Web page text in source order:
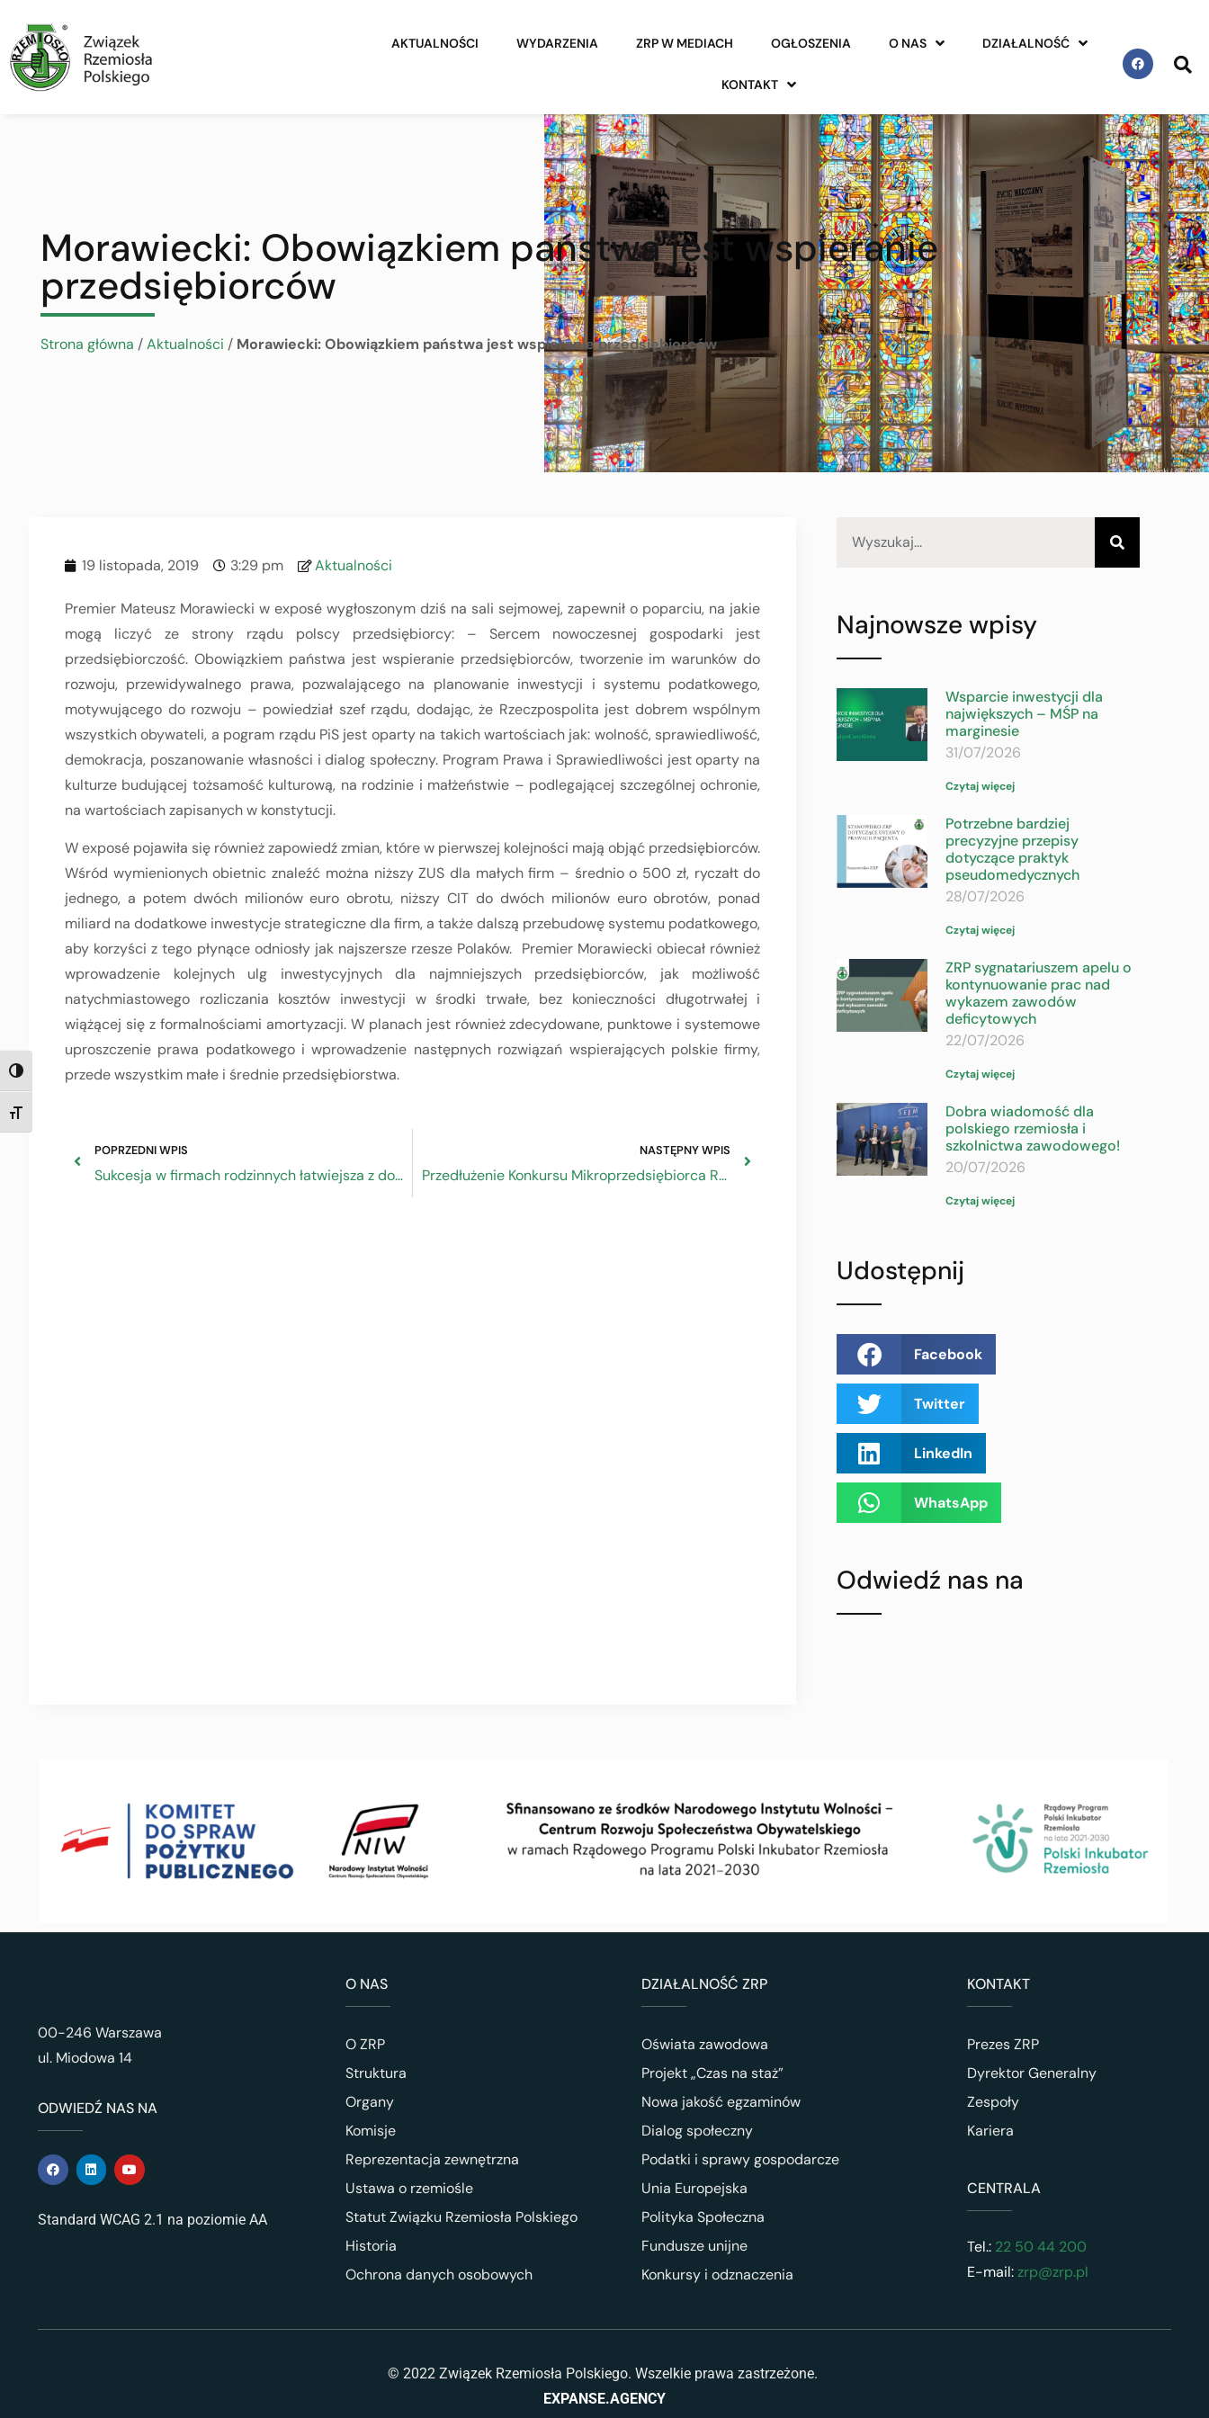
TOGGLE HIGH CONTRAST
TOGGLE FONT SIZE
AKTUALNOŚCI WYDARZENIA ZRP W MEDIACH OGŁOSZENIA O NAS DZIAŁALNOŚĆ
KONTAKT
Morawiecki: Obowiązkiem państwa jest wspieranie
przedsiębiorców
Strona główna /Aktualności / Morawiecki: Obowiązkiem państwa jest wspieranie przedsiębiorców
19 listopada, 2019 3:29 pm Aktualności
Premier Mateusz Morawiecki w exposé wygłoszonym dziś na sali sejmowej, zapewnił o poparciu, na jakie
mogą liczyć ze strony rządu polscy przedsiębiorcy: – Sercem nowoczesnej gospodarki jest
przedsiębiorczość. Obowiązkiem państwa jest wspieranie przedsiębiorców, tworzenie im warunków do
rozwoju, przewidywalnego prawa, pozwalającego na planowanie inwestycji i systemu podatkowego,
motywującego do rozwoju – powiedział szef rządu, dodając, że Rzeczpospolita jest dobrem wspólnym
wszystkich obywateli, a pogram rządu PiS jest oparty na takich wartościach jak: wolność, sprawiedliwość,
demokracja, poszanowanie własności i dialog społeczny. Program Prawa i Sprawiedliwości jest oparty na
kulturze budującej tożsamość kulturową, na rodzinie i małżeństwie – podlegającej szczególnej ochronie,
na wartościach zapisanych w konstytucji.
W exposé pojawiła się również zapowiedź zmian, które w pierwszej kolejności mają objąć przedsiębiorców.
Wśród wymienionych obietnic znaleźć można niższy ZUS dla małych firm – średnio o 500 zł, ryczałt do
jednego, a potem dwóch milionów euro obrotu, niższy CIT do dwóch milionów euro obrotów, ponad
miliard na dodatkowe inwestycje strategiczne dla firm, a także dalszą przebudowę systemu podatkowego,
aby korzyści z tego płynące odniosły jak najszersze rzesze Polaków. Premier Morawiecki obiecał również
wprowadzenie kolejnych ulg inwestycyjnych dla najmniejszych przedsiębiorców, jak możliwość
natychmiastowego rozliczania kosztów inwestycji w środki trwałe, bez konieczności długotrwałej i
wiążącej się z formalnościami amortyzacji. W planach jest również zdecydowane, punktowe i systemowe
uproszczenie prawa podatkowego i wprowadzenie następnych rozwiązań wspierających polskie firmy,
przede wszystkim małe i średnie przedsiębiorstwa.
POPRZEDNI WPIS
Sukcesja w firmach rodzinnych łatwiejsza z dotacją
NASTĘPNY WPIS
Przedłużenie Konkursu Mikroprzedsiębiorca Roku 2019
Najnowsze wpisy
Wsparcie inwestycji dla
największych – MŚP na
marginesie
31/07/2026
Czytaj więcej
Potrzebne bardziej
precyzyjne przepisy
dotyczące praktyk
pseudomedycznych
28/07/2026
Czytaj więcej
ZRP sygnatariuszem apelu o
kontynuowanie prac nad
wykazem zawodów
deficytowych
22/07/2026
Czytaj więcej
Dobra wiadomość dla
polskiego rzemiosła i
szkolnictwa zawodowego!
20/07/2026
Czytaj więcej
Udostępnij
Facebook
Twitter
LinkedIn
WhatsApp
Odwiedź nas na
00-246 Warszawa
ul. Miodowa 14
ODWIEDŹ NAS NA
Standard WCAG 2.1 na poziomie AA
O NAS
O ZRP
Struktura
Organy
Komisje
Reprezentacja zewnętrzna
Ustawa o rzemiośle
Statut Związku Rzemiosła Polskiego
Historia
Ochrona danych osobowych
DZIAŁALNOŚĆ ZRP
Oświata zawodowa
Projekt „Czas na staż”
Nowa jakość egzaminów
Dialog społeczny
Podatki i sprawy gospodarcze
Unia Europejska
Polityka Społeczna
Fundusze unijne
Konkursy i odznaczenia
KONTAKT
Prezes ZRP
Dyrektor Generalny
Zespoły
Kariera
CENTRALA
Tel.:22 50 44 200
E-mail:zrp@zrp.pl
© 2022 Związek Rzemiosła Polskiego. Wszelkie prawa zastrzeżone.
EXPANSE.AGENCY